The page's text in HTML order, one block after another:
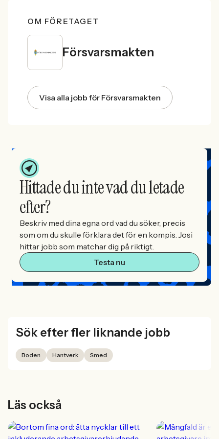
OM FÖRETAGET
Försvarsmakten
Visa alla jobb för Försvarsmakten
Hittade du inte vad du letade
efter?
Beskriv med dina egna ord vad du söker, precis
som om du skulle förklara det för en kompis. Josi
hittar jobb som matchar dig på riktigt.
Testa nu
Sök efter fler liknande jobb
Boden Hantverk Smed
Läs också